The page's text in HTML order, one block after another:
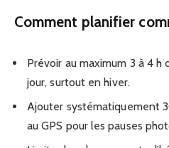
Comment planifier
Prévoir au maximum 3 à 4
jour, surtout en hiver.
Ajouter systématiquement
au GPS pour les pauses